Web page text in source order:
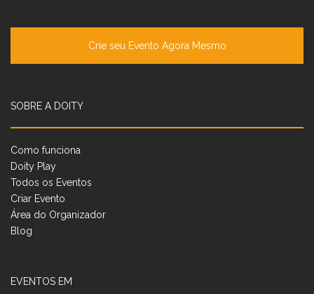
Crie seu Evento Agora Mesmo
SOBRE A DOITY
Como funciona
Doity Play
Todos os Eventos
Criar Evento
Área do Organizador
Blog
EVENTOS EM